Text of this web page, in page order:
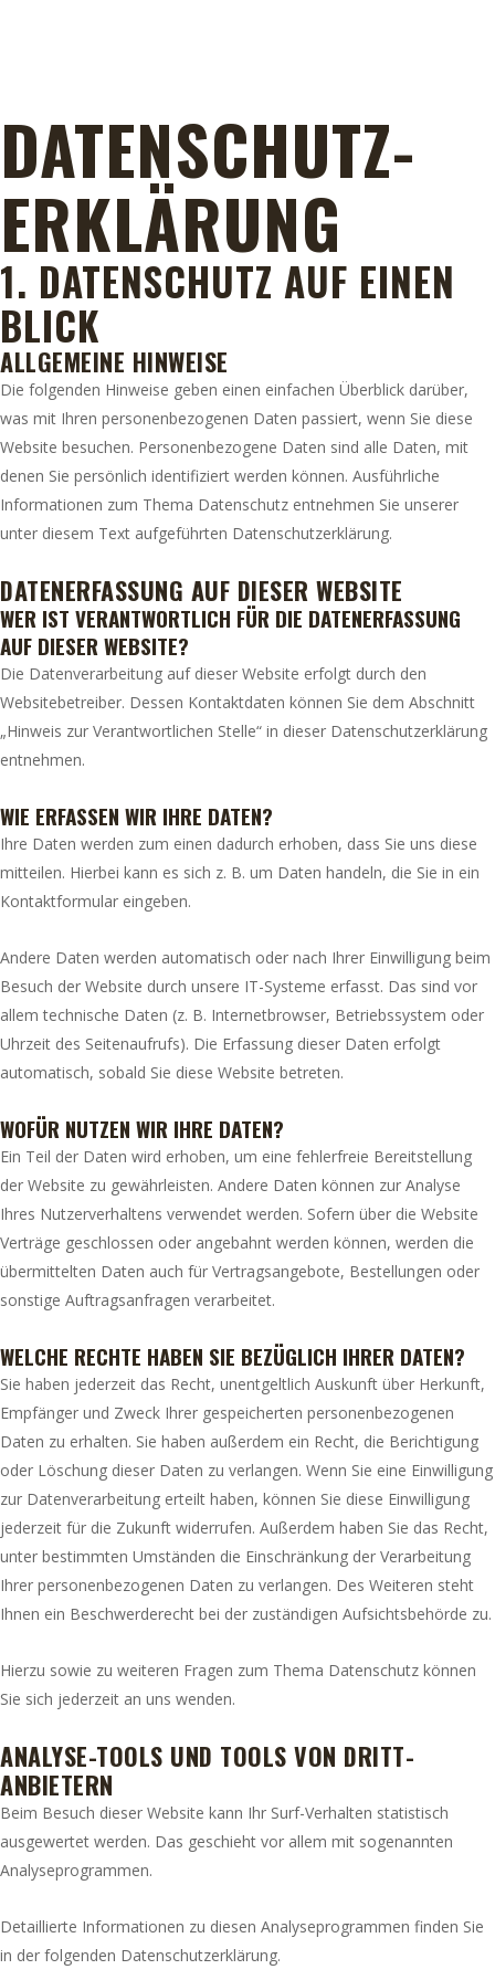
DATENSCHUTZ­
ERKLÄRUNG
1. DATENSCHUTZ AUF EINEN
BLICK
ALLGEMEINE HINWEISE
Die folgenden Hinweise geben einen einfachen Überblick darüber,
was mit Ihren personenbezogenen Daten passiert, wenn Sie diese
Website besuchen. Personenbezogene Daten sind alle Daten, mit
denen Sie persönlich identifiziert werden können. Ausführliche
Informationen zum Thema Datenschutz entnehmen Sie unserer
unter diesem Text aufgeführten Datenschutzerklärung.
DATENERFASSUNG AUF DIESER WEBSITE
WER IST VERANTWORTLICH FÜR DIE DATENERFASSUNG
AUF DIESER WEBSITE?
Die Datenverarbeitung auf dieser Website erfolgt durch den
Websitebetreiber. Dessen Kontaktdaten können Sie dem Abschnitt
„Hinweis zur Verantwortlichen Stelle“ in dieser Datenschutzerklärung
entnehmen.
WIE ERFASSEN WIR IHRE DATEN?
Ihre Daten werden zum einen dadurch erhoben, dass Sie uns diese
mitteilen. Hierbei kann es sich z. B. um Daten handeln, die Sie in ein
Kontaktformular eingeben.
Andere Daten werden automatisch oder nach Ihrer Einwilligung beim
Besuch der Website durch unsere IT-Systeme erfasst. Das sind vor
allem technische Daten (z. B. Internetbrowser, Betriebssystem oder
Uhrzeit des Seitenaufrufs). Die Erfassung dieser Daten erfolgt
automatisch, sobald Sie diese Website betreten.
WOFÜR NUTZEN WIR IHRE DATEN?
Ein Teil der Daten wird erhoben, um eine fehlerfreie Bereitstellung
der Website zu gewährleisten. Andere Daten können zur Analyse
Ihres Nutzerverhaltens verwendet werden. Sofern über die Website
Verträge geschlossen oder angebahnt werden können, werden die
übermittelten Daten auch für Vertragsangebote, Bestellungen oder
sonstige Auftragsanfragen verarbeitet.
WELCHE RECHTE HABEN SIE BEZÜGLICH IHRER DATEN?
Sie haben jederzeit das Recht, unentgeltlich Auskunft über Herkunft,
Empfänger und Zweck Ihrer gespeicherten personenbezogenen
Daten zu erhalten. Sie haben außerdem ein Recht, die Berichtigung
oder Löschung dieser Daten zu verlangen. Wenn Sie eine Einwilligung
zur Datenverarbeitung erteilt haben, können Sie diese Einwilligung
jederzeit für die Zukunft widerrufen. Außerdem haben Sie das Recht,
unter bestimmten Umständen die Einschränkung der Verarbeitung
Ihrer personenbezogenen Daten zu verlangen. Des Weiteren steht
Ihnen ein Beschwerderecht bei der zuständigen Aufsichtsbehörde zu.
Hierzu sowie zu weiteren Fragen zum Thema Datenschutz können
Sie sich jederzeit an uns wenden.
ANALYSE-TOOLS UND TOOLS VON DRITT­
ANBIETERN
Beim Besuch dieser Website kann Ihr Surf-Verhalten statistisch
ausgewertet werden. Das geschieht vor allem mit sogenannten
Analyseprogrammen.
Detaillierte Informationen zu diesen Analyseprogrammen finden Sie
in der folgenden Datenschutzerklärung.